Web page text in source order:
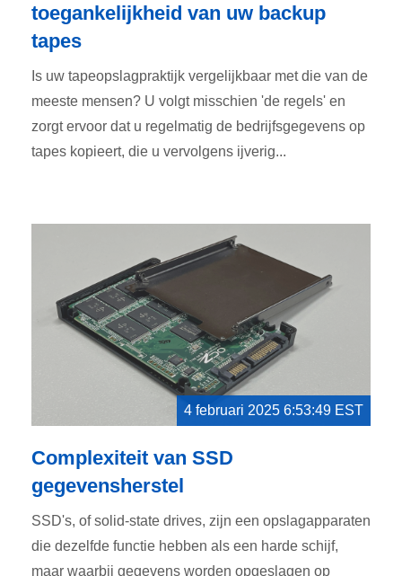
toegankelijkheid van uw backup
tapes
Is uw tapeopslagpraktijk vergelijkbaar met die van de
meeste mensen? U volgt misschien 'de regels' en
zorgt ervoor dat u regelmatig de bedrijfsgegevens op
tapes kopieert, die u vervolgens ijverig...
4 februari 2025 6:53:49 EST
Complexiteit van SSD
gegevensherstel
SSD's, of solid-state drives, zijn een opslagapparaten
die dezelfde functie hebben als een harde schijf,
maar waarbij gegevens worden opgeslagen op